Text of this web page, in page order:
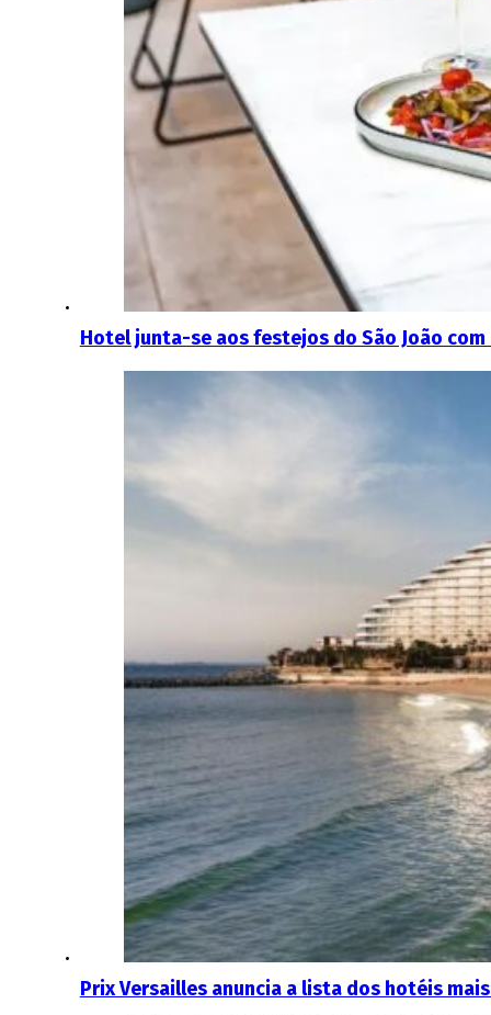
Hotel junta-se aos festejos do São João com
Prix ​​Versailles anuncia a lista dos hotéis